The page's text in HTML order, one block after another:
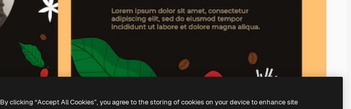
By clicking “Accept All Cookies”, you agree to the storing of cookies on your device to enhance site